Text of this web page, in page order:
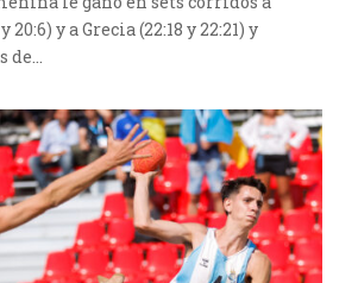
20:6) y a Grecia (22:18 y 22:21) y
de...